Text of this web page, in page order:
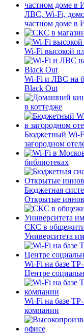
ЛВС, Wi-Fi,
частном доме в
Wi-Fi высокой
Wi-Fi и ЛВС на
Black Out
в коттедже
Бюджетный Wi-
загородном
библиотеках
Бюджетная
Открытые
СКС в
Университета
Wi-Fi на базе
Центре
Wi-Fi на базе
компании